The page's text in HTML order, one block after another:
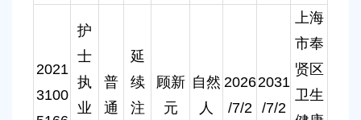
2021
3100
护
士
执
业
普
通
延
续
注
顾新
元
自然
人
2026
/7/2
2031
/7/2
上海
市奉
贤区
卫生